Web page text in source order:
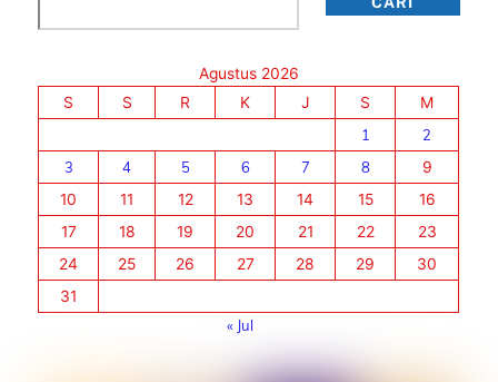
Agustus 2026
S
S R K J S
M
1
2
3
4 5 6 7 8
9
10
11 12 13 14 15
16
17
18 19 20 21 22
23
24
25 26 27 28 29
30
31
« Jul